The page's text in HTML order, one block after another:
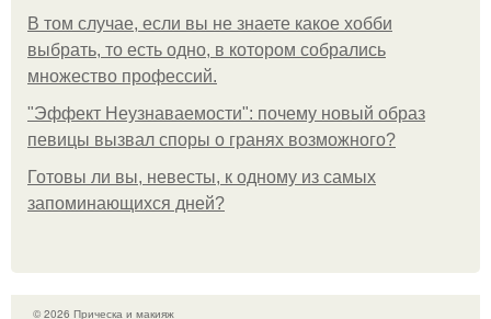
В том случае, если вы не знаете какое хобби
выбрать, то есть одно, в котором собрались
множество профессий.
"Эффект Неузнаваемости": почему новый образ
певицы вызвал споры о гранях возможного?
Готовы ли вы, невесты, к одному из самых
запоминающихся дней?
© 2026 Прическа и макияж